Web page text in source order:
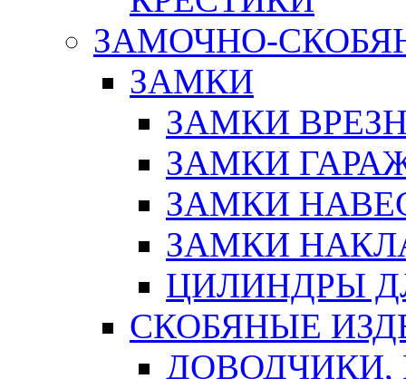
ЗАМОЧНО-
ЗАМКИ
ЗАМКИ
ЗАМКИ
ЗАМКИ
ЗАМКИ
ЦИЛИНДРЫ
СКОБЯНЫЕ